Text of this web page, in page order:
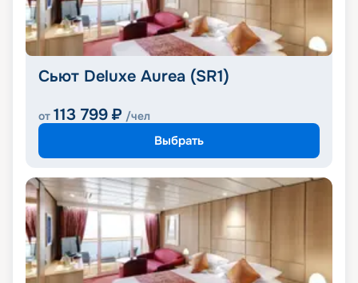
Сьют Deluxe Aurea (SR1)
от 113 799 ₽ /чел
Выбрать